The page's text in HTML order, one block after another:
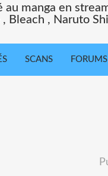
au manga en
, Bleach , Naruto
SCANS FORUMS